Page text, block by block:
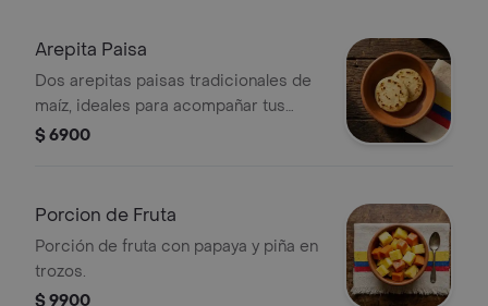
Arepita Paisa
Dos arepitas paisas tradicionales de
maíz, ideales para acompañar tus
comidas.
$ 6900
Porcion de Fruta
Porción de fruta con papaya y piña en
trozos.
$ 9900